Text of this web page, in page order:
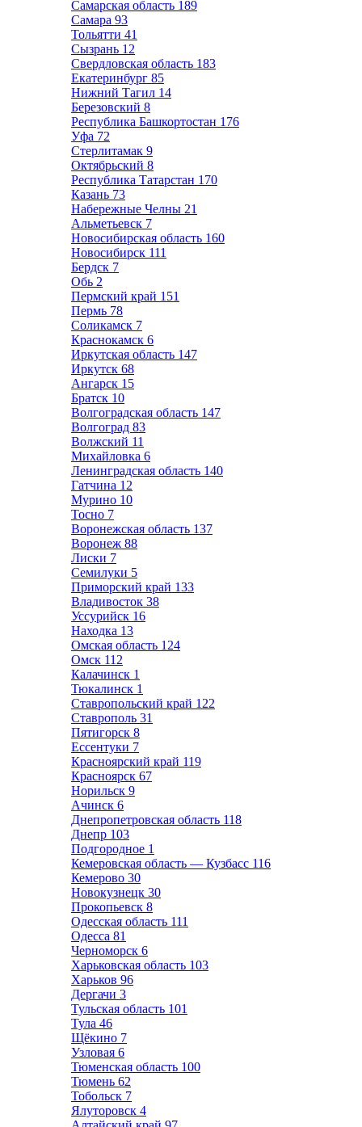
Самарская область 189
Самара 93
Тольятти 41
Сызрань 12
Свердловская область 183
Екатеринбург 85
Нижний Тагил 14
Березовский 8
Республика Башкортостан 176
Уфа 72
Стерлитамак 9
Октябрьский 8
Республика Татарстан 170
Казань 73
Набережные Челны 21
Альметьевск 7
Новосибирская область 160
Новосибирск 111
Бердск 7
Обь 2
Пермский край 151
Пермь 78
Соликамск 7
Краснокамск 6
Иркутская область 147
Иркутск 68
Ангарск 15
Братск 10
Волгоградская область 147
Волгоград 83
Волжский 11
Михайловка 6
Ленинградская область 140
Гатчина 12
Мурино 10
Тосно 7
Воронежская область 137
Воронеж 88
Лиски 7
Семилуки 5
Приморский край 133
Владивосток 38
Уссурийск 16
Находка 13
Омская область 124
Омск 112
Калачинск 1
Тюкалинск 1
Ставропольский край 122
Ставрополь 31
Пятигорск 8
Ессентуки 7
Красноярский край 119
Красноярск 67
Норильск 9
Ачинск 6
Днепропетровская область 118
Днепр 103
Подгородное 1
Кемеровская область — Кузбасс 116
Кемерово 30
Новокузнецк 30
Прокопьевск 8
Одесская область 111
Одесса 81
Черноморск 6
Харьковская область 103
Харьков 96
Дергачи 3
Тульская область 101
Тула 46
Щёкино 7
Узловая 6
Тюменская область 100
Тюмень 62
Тобольск 7
Ялуторовск 4